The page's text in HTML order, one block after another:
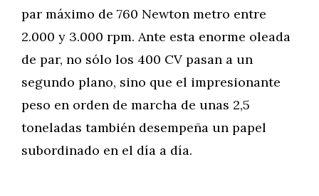
par máximo de 760 Newton metro entre
2.000 y 3.000 rpm. Ante esta enorme oleada
de par, no sólo los 400 CV pasan a un
segundo plano, sino que el impresionante
peso en orden de marcha de unas 2,5
toneladas también desempeña un papel
subordinado en el día a día.